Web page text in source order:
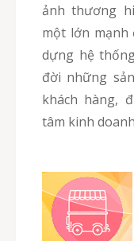
ảnh thương
một lớn mạnh
dựng hệ
đời những
khách hàng,
tâm kinh